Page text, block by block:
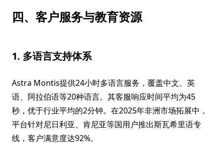
四、客户服务与教育资源
1. 多语言支持体系
Astra Montis提供24小时多语言服务，覆盖中文、英
语、阿拉伯语等20种语言。其客服响应时间平均为45
秒，优于行业平均的2分钟。在2025年非洲市场拓展中，
平台针对尼日利亚、肯尼亚等国用户推出斯瓦希里语专
线，客户满意度达92%。